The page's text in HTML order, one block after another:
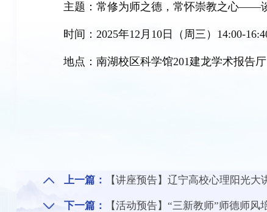
主题：常修为师之德，常怀崇教之心——
时间：2025年12月10日（ 周三 ）14:00-
地点：南湖校区科学馆201建龙学术报告厅
上一篇： 【讲座预告】辽宁高校心理阳光大讲堂
下一篇： 【活动预告】“三新教师”师德师